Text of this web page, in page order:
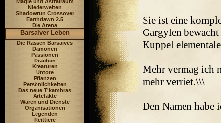
Magie und Astralraum
Niederwelten
Shadowrun Crossover
Earthdawn 2.5
Die Arena
Barsaiver Leben
Die Rassen Barsaives
Dämonen
Passionen
Drachen
Kreaturen
Untote
Pflanzen
Persönlichkeiten
Das neue T'kambras
Artefakte
Waren und Dienste
Organisationen
Legenden
Reittiere
Sie ist eine
Gargylen
Kuppel
Mehr vermag ich
mehr verriet.\\\
Den Namen habe